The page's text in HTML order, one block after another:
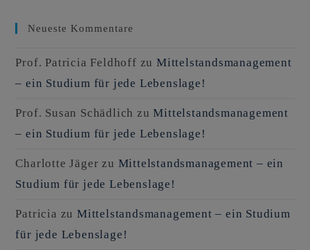
Neueste Kommentare
Prof. Patricia Feldhoff zuMittelstandsmanagement
– ein Studium für jede Lebenslage!
Prof. Susan Schädlich zuMittelstandsmanagement
– ein Studium für jede Lebenslage!
Charlotte Jäger zu Mittelstandsmanagement – ein
Studium für jede Lebenslage!
Patricia zuMittelstandsmanagement – ein Studium
für jede Lebenslage!